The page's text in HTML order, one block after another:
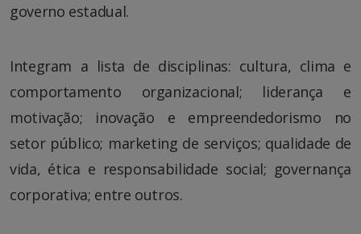
governo estadual.
Integram a lista de disciplinas: cultura, clima e
comportamento organizacional; liderança e
motivação; inovação e empreendedorismo no
setor público; marketing de serviços; qualidade de
vida, ética e responsabilidade social; governança
corporativa; entre outros.